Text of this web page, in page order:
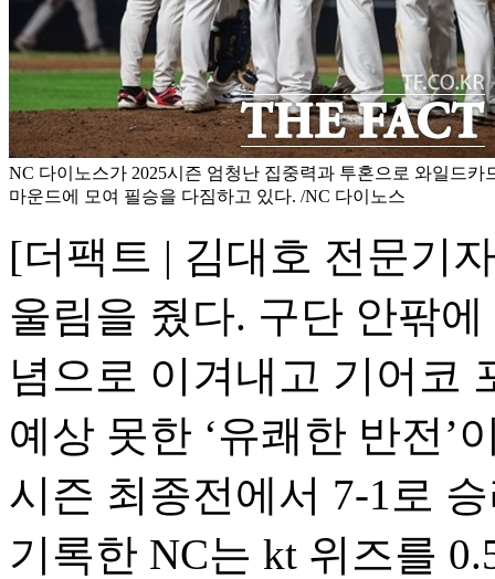
NC 다이노스가 2025시즌 엄청난 집중력과 투혼으로 와일드카
마운드에 모여 필승을 다짐하고 있다. /NC 다이노스
[더팩트 | 김대호 전문기
울림을 줬다. 구단 안팎
념으로 이겨내고 기어코
예상 못한 ‘유쾌한 반전’
시즌 최종전에서 7-1로
기록한 NC는 kt 위즈를